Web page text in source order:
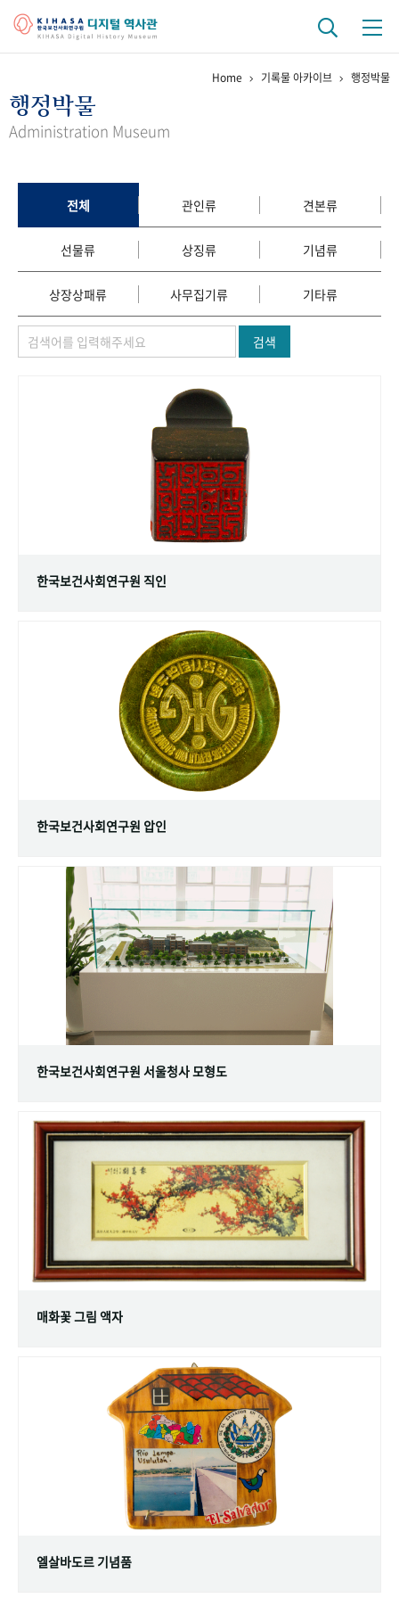
걸어온 길 기관 변천사
정책과 연구 키워드로 보는 연구 역사
연구자들
간행물 변천사
기록물 아카이브
사진 아카이브 문서 기록물 행정박물 영상 기록물
숫자로 보는 50년 50+1
Home 기록물 아카이브 행정박물
행정박물
Administration Museum
전체 관인류 견본류
선물류 상징류 기념류
상장상패류 사무집기류 기타류
검색
한국보건사회연구원 직인
한국보건사회연구원 압인
한국보건사회연구원 서울청사 모형도
매화꽃 그림 액자
엘살바도르 기념품